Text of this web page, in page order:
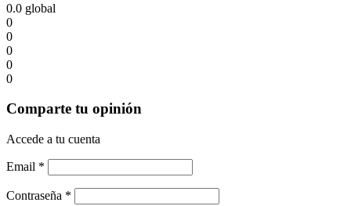
0.0 global
0
0
0
0
0
Comparte tu opinión
Accede a tu cuenta
Email *
Contraseña *